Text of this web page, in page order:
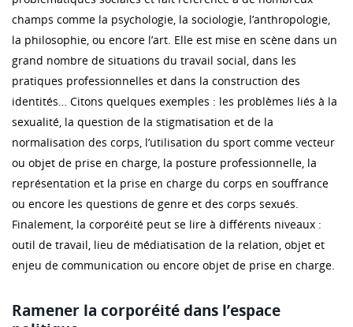
champs comme la psychologie, la sociologie, l’anthropologie,
la philosophie, ou encore l’art. Elle est mise en scène dans un
grand nombre de situations du travail social, dans les
pratiques professionnelles et dans la construction des
identités… Citons quelques exemples : les problèmes liés à la
sexualité, la question de la stigmatisation et de la
normalisation des corps, l’utilisation du sport comme vecteur
ou objet de prise en charge, la posture professionnelle, la
représentation et la prise en charge du corps en souffrance
ou encore les questions de genre et des corps sexués.
Finalement, la corporéité peut se lire à différents niveaux :
outil de travail, lieu de médiatisation de la relation, objet et
enjeu de communication ou encore objet de prise en charge.
Ramener la corporéité dans l’espace